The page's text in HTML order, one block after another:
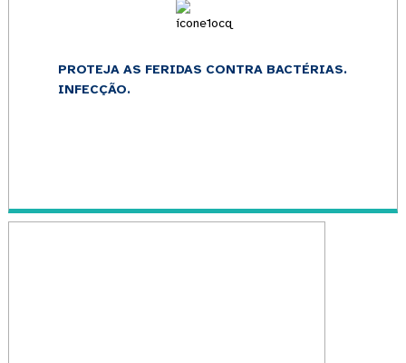
PROTEJA AS FERIDAS CONTRA BACTÉRIAS.
INFECÇÃO.